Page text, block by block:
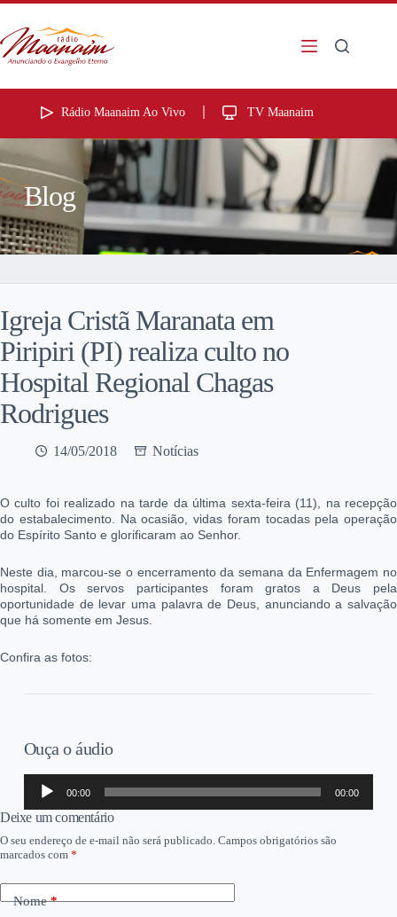
Rádio Maanaim Ao Vivo TV Maanaim
Blog
Igreja Cristã Maranata em
Piripiri (PI) realiza culto no
Hospital Regional Chagas
Rodrigues
14/05/2018 Notícias
O culto foi realizado na tarde da última sexta-feira (11), na recepção
do estabalecimento. Na ocasião, vidas foram tocadas pela operação
do Espírito Santo e glorificaram ao Senhor.
Neste dia, marcou-se o encerramento da semana da Enfermagem no
hospital. Os servos participantes foram gratos a Deus pela
oportunidade de levar uma palavra de Deus, anunciando a salvação
que há somente em Jesus.
Confira as fotos:
Ouça o áudio
Tocador
áudio
00:00 00:00
Deixe um comentário
O seu endereço de e-mail não será publicado. Campos obrigatórios são
marcados com *
Nome*